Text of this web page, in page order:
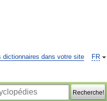
FR
dictionnaires dans votre site
Recherche!